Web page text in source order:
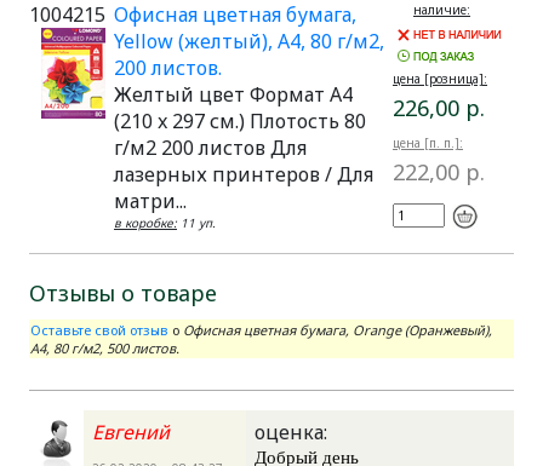
1004215 Офисная цветная бумага,
Yellow (желтый), A4, 80 г/м2,
200 листов.
Желтый цвет Формат A4
(210 x 297 см.) Плотость 80
г/м2 200 листов Для
лазерных принтеров / Для
матри...
в коробке: 11 уп.
наличие:
цена [розница]:
226,00 р.
цена [п. п.]:
222,00 р.
Отзывы о товаре
Оставьте свой отзыв о Офисная цветная бумага, Orange (Оранжевый),
A4, 80 г/м2, 500 листов.
Евгений оценка:
Добрый день